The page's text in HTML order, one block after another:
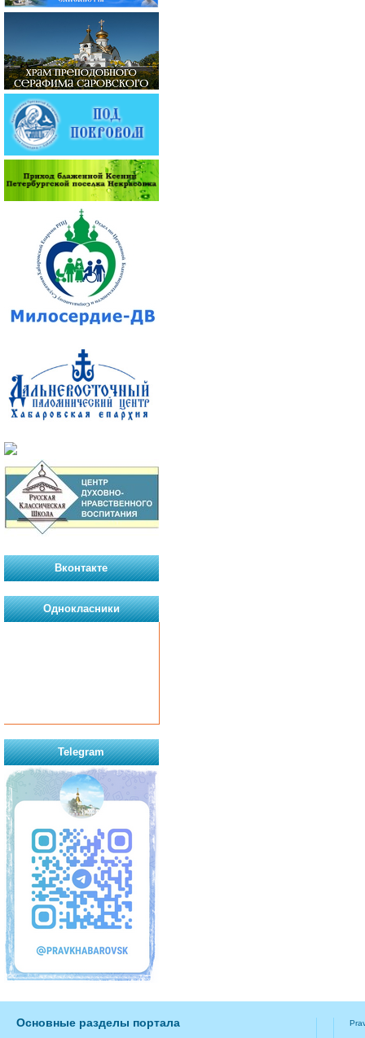
Вконтакте
Однокласники
Telegram
Основные разделы портала